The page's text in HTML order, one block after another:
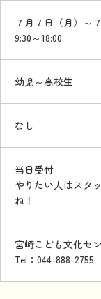
７月７日（月）～
9:30～18:00
幼児～高校生
なし
当日受付
やりたい人はスタ
ね！
宮崎こども文化セ
Tel：044-888-2755